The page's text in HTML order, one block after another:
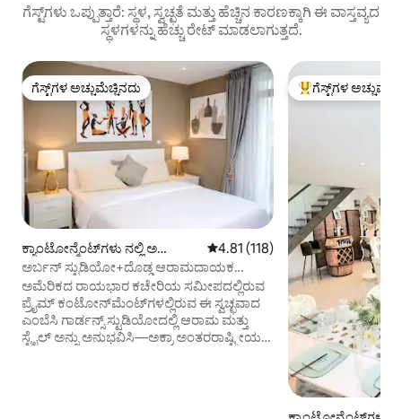
ಗೆಸ್ಟ್‌ಗಳು ಒಪ್ಪುತ್ತಾರೆ: ಸ್ಥಳ, ಸ್ವಚ್ಛತೆ ಮತ್ತು ಹೆಚ್ಚಿನ ಕಾರಣಕ್ಕಾಗಿ ಈ ವಾಸ್ತವ್ಯದ
ಸ್ಥಳಗಳನ್ನು ಹೆಚ್ಚು ರೇಟ್ ಮಾಡಲಾಗುತ್ತದೆ.
ಗೆಸ್ಟ್‌ಗಳ ಅಚ್ಚುಮೆಚ್ಚಿನದು
ಗೆಸ್ಟ್‌ಗಳ ಅಚ್ಚುಮೆಚ್ಚಿನದು
ಕ್ಯಾಂಟೋನ್ಮೆಂಟ್‌ಗಳು ನಲ್ಲಿ ಅ
ಪಾರ್ಟ್‌ಮಂಟ್
5 ರಲ್ಲಿ 4.81 ಸರಾಸರಿ ರೇಟಿಂಗ್, 118
4.81 (118)
ಅರ್ಬನ್ ಸ್ಟುಡಿಯೋ+ದೊಡ್ಡ ಆರಾಮದಾಯಕ
ಬೆಡ್+ಎಂಬಸಿ ಗಾರ್ಡನ್ಸ್, ಕಂಟೋನ್ಮೆಂಟ್ಸ್
ಅಮೆರಿಕದ ರಾಯಭಾರ ಕಚೇರಿಯ ಸಮೀಪದಲ್ಲಿರುವ
ಪ್ರೈಮ್ ಕಂಟೋನ್‌ಮೆಂಟ್‌ಗಳಲ್ಲಿರುವ ಈ ಸ್ವಚ್ಛವಾದ
ಎಂಬೆಸಿ ಗಾರ್ಡನ್ಸ್ ಸ್ಟುಡಿಯೋದಲ್ಲಿ ಆರಾಮ ಮತ್ತು
ಸ್ಟೈಲ್ ಅನ್ನು ಅನುಭವಿಸಿ—ಅಕ್ರಾ ಅಂತರರಾಷ್ಟ್ರೀಯ
ಗೆಸ್ಟ್‌ಗಳಿಗೆ ಅತಿ ಹೆಚ್ಚು
ಗೆಸ್ಟ್‌ಗಳ